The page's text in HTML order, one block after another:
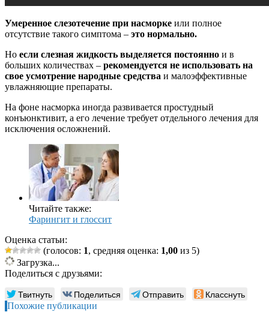
Умеренное слезотечение при насморке или полное
отсутствие такого симптома – это нормально.
Но если слезная жидкость выделяется постоянно и в
больших количествах – рекомендуется не использовать на
свое усмотрение народные средства и малоэффективные
увлажняющие препараты.
На фоне насморка иногда развивается простудный
конъюнктивит, а его лечение требует отдельного лечения для
исключения осложнений.
Читайте также:
Фарингит и глоссит
Оценка статьи:
(голосов: 1, средняя оценка: 1,00 из 5)
Загрузка...
Поделиться с друзьями:
Твитнуть Поделиться Отправить Класснуть
Похожие публикации